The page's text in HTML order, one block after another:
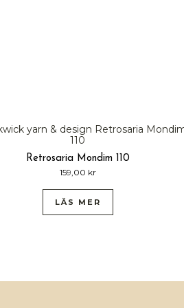
Retrosaria Mondim 110
159,00 kr
LÄS MER